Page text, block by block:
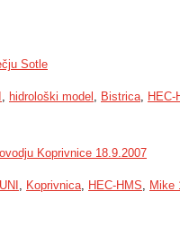
Sotle
, hidrološki model , Bistrica, HEC-
Koprivnice 18.9.2007
UNI , Koprivnica, HEC-HMS, Mike